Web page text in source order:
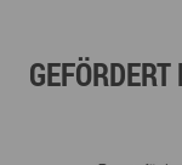
GEFÖRDERT